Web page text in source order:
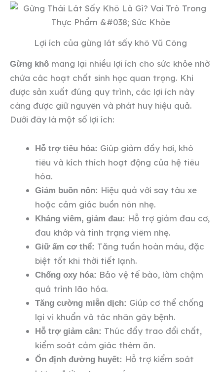
Lợi ích của gừng lát sấy khô Vũ Công
Gừng khô mang lại nhiều lợi ích cho sức khỏe nhờ
chứa các hoạt chất sinh học quan trọng. Khi
được sản xuất đúng quy trình, các lợi ích này
càng được giữ nguyên và phát huy hiệu quả.
Dưới đây là một số lợi ích:
Hỗ trợ tiêu hóa: Giúp giảm đầy hơi, khó
tiêu và kích thích hoạt động của hệ tiêu
hóa.
Giảm buồn nôn: Hiệu quả với say tàu xe
hoặc cảm giác buồn nôn nhẹ.
Kháng viêm, giảm đau: Hỗ trợ giảm đau cơ,
đau khớp và tình trạng viêm nhẹ.
Giữ ấm cơ thể: Tăng tuần hoàn máu, đặc
biệt tốt khi thời tiết lạnh.
Chống oxy hóa: Bảo vệ tế bào, làm chậm
quá trình lão hóa.
Tăng cường miễn dịch: Giúp cơ thể chống
lại vi khuẩn và tác nhân gây bệnh.
Hỗ trợ giảm cân: Thúc đẩy trao đổi chất,
kiểm soát cảm giác thèm ăn.
Ổn định đường huyết: Hỗ trợ kiểm soát